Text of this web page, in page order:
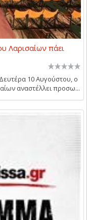
Λαρισαίων πάει
10 Αυγούστου, ο
αναστέλλει προσω...